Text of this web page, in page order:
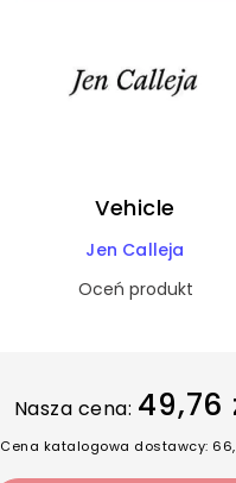
Vehicle
Jen Calleja
Oceń produkt
Nasza cena: 49,76
Cena katalogowa dostawcy: